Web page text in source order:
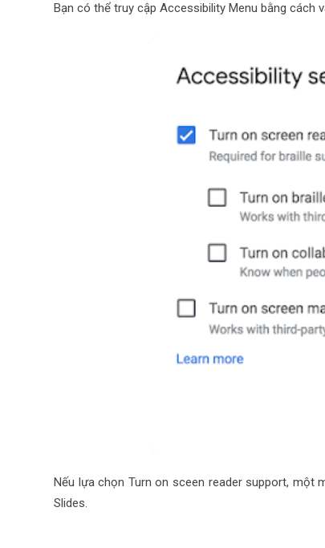
Bạn có thể truy cập Accessibility Menu bằng cách
Nếu lựa chọn Turn on sceen reader support, một
Slides.